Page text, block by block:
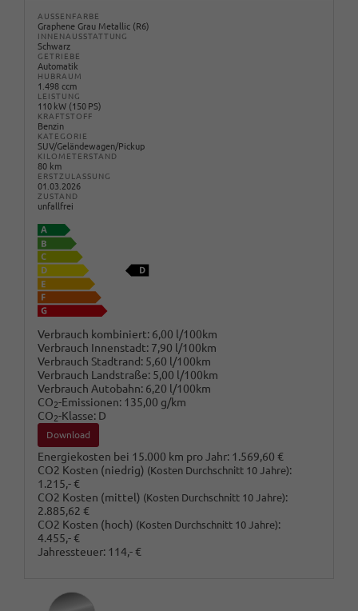
AUSSENFARBE
Graphene Grau Metallic (R6)
INNENAUSSTATTUNG
Schwarz
GETRIEBE
Automatik
HUBRAUM
1.498 ccm
LEISTUNG
110 kW (150 PS)
KRAFTSTOFF
Benzin
KATEGORIE
SUV/Geländewagen/Pickup
KILOMETERSTAND
80 km
ERSTZULASSUNG
01.03.2026
ZUSTAND
unfallfrei
Verbrauch kombiniert: 6,00 l/100km
Verbrauch Innenstadt: 7,90 l/100km
Verbrauch Stadtrand: 5,60 l/100km
Verbrauch Landstraße: 5,00 l/100km
Verbrauch Autobahn: 6,20 l/100km
CO2-Emissionen: 135,00 g/km
CO2-Klasse: D
Download
Energiekosten bei 15.000 km pro Jahr: 1.569,60 €
CO2 Kosten (niedrig) (Kosten Durchschnitt 10 Jahre):
1.215,- €
CO2 Kosten (mittel) (Kosten Durchschnitt 10 Jahre):
2.885,62 €
CO2 Kosten (hoch) (Kosten Durchschnitt 10 Jahre):
4.455,- €
Jahressteuer: 114,- €